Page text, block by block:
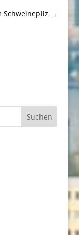
Schweinepilz →